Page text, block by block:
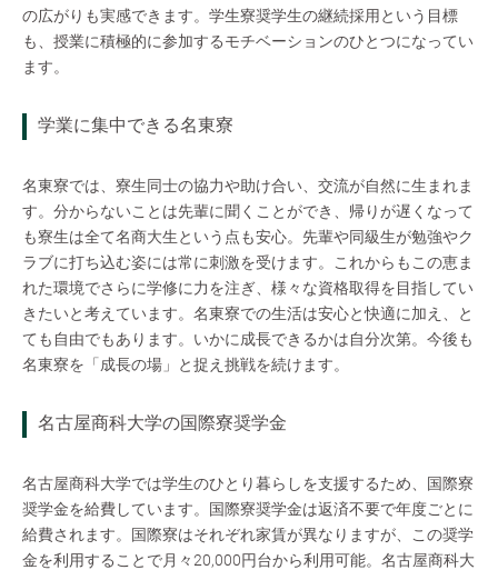
の広がりも実感できます。学生寮奨学生の継続採用という目標
も、授業に積極的に参加するモチベーションのひとつになってい
ます。
学業に集中できる名東寮
名東寮では、寮生同士の協力や助け合い、交流が自然に生まれま
す。分からないことは先輩に聞くことができ、帰りが遅くなって
も寮生は全て名商大生という点も安心。先輩や同級生が勉強やク
ラブに打ち込む姿には常に刺激を受けます。これからもこの恵ま
れた環境でさらに学修に力を注ぎ、様々な資格取得を目指してい
きたいと考えています。名東寮での生活は安心と快適に加え、と
ても自由でもあります。いかに成長できるかは自分次第。今後も
名東寮を「成長の場」と捉え挑戦を続けます。
名古屋商科大学の国際寮奨学金
名古屋商科大学では学生のひとり暮らしを支援するため、国際寮
奨学金を給費しています。国際寮奨学金は返済不要で年度ごとに
給費されます。国際寮はそれぞれ家賃が異なりますが、この奨学
金を利用することで月々20,000円台から利用可能。名古屋商科大